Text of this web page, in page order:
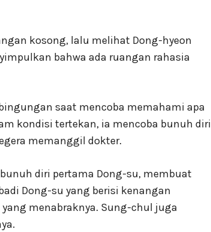
kosong, lalu melihat Dong-hyeon
bahwa ada ruangan rahasia
saat mencoba memahami apa
kondisi tertekan, ia mencoba bunuh diri
memanggil dokter.
diri pertama Dong-su, membuat
Dong-su yang berisi kenangan
menabraknya. Sung-chul juga